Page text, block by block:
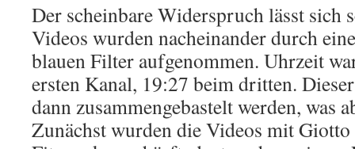
Der scheinbare Widerspruch lässt sich
Videos wurden nacheinander durch
blauen Filter aufgenommen. Uhrzeit
ersten Kanal, 19:27 beim dritten.
dann zusammengebastelt werden, was
Zunächst wurden die Videos mit